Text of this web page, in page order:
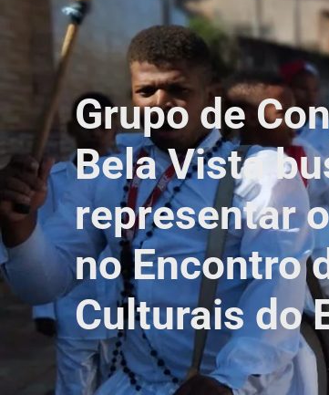
Grupo de
Bela Vista
representar
no Encontro
Culturais do